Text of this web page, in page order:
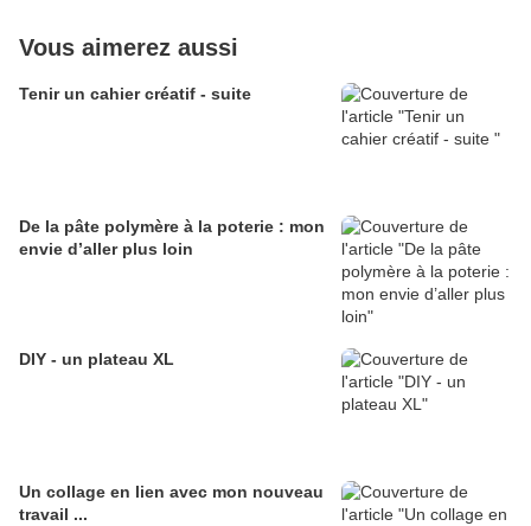
Vous aimerez aussi
Tenir un cahier créatif - suite
De la pâte polymère à la poterie : mon
envie d’aller plus loin
DIY - un plateau XL
Un collage en lien avec mon nouveau
travail ...